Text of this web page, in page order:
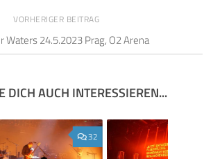
VORHERIGER BEITRAG
Waters 24.5.2023 Prag, O2 Arena
DICH AUCH INTERESSIEREN...
32